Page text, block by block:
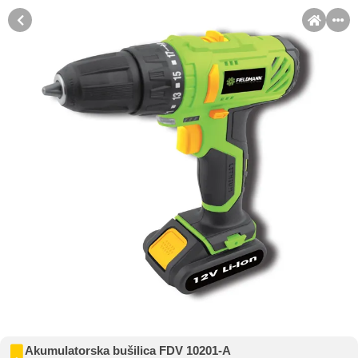
Akumulatorska bušilica FDV 10201-A
Račun
Pomoć pri kupovini
Kupovina na rate
Sve je lakše kad se podijeli!
Kupovinu na rate možete obaviti ukoliko posjedujete jednu od